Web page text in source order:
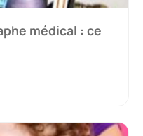
médical : ce